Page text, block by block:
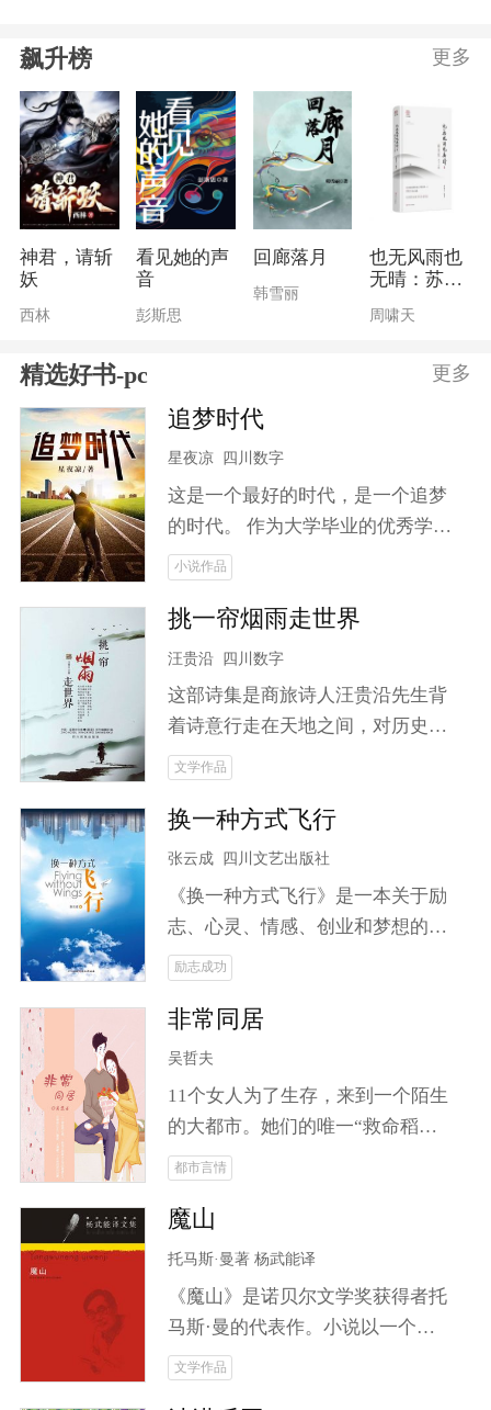
花剑男神，受到万千少女的疯狂追
愿，蜕变为花剑女神，成就花剑霸
业！爱情事业双丰收！！
飙升榜 更多
神君，请斩
妖
西林
看见她的声
音
彭斯思
回廊落月
韩雪丽
也无风雨也
无晴：苏东
周啸天
精选好书-pc 更多
追梦时代
星夜凉 四川数字
这是一个最好的时代，是一个追梦
的时代。 作为大学毕业的优秀学
子，韩杨拒绝了母校的挽留，义无
反顾地返回故乡，成为扶贫办的一
名普通工作人员，拥有要为家乡脱
贫的梦想。 当命运将来自大城市的
去何从？ 海归的企业高管，不服输
的万人迷，他们之前又会擦出怎样
的火花？ 啃老的富二代，遇见向往
大城市的县城女孩，面对爱情，他
们会做出怎样的选择？ 六位代表着
各自阶层的典型人物，讲述了一个
关于追梦、奋斗、拼搏的爱情故
事。
小说作品
挑一帘烟雨走世界
汪贵沿 四川数字
这部诗集是商旅诗人汪贵沿先生背
着诗意行走在天地之间，对历史与
未来，人生与人性通过诗歌旅行去
文学作品
换一种方式飞行
张云成 四川文艺出版社
《换一种方式飞行》是一本关于励
志、心灵、情感、创业和梦想的
书。记录了张云成和他的二哥三哥
京漂八年中生存、创业、发展的曲
折历程。 生活有多难？24岁的
男子端不起一杯水，却想在北京扎
看到了阳光——室友的电脑。三个
月里，被迫五次搬家，尝尽京漂滋
味；一根手指，*注册开店，获得
感动中国网商奖。生命里无法承受
之重，他都能承受，唯有爱情例
外。那是一个美丽善良，并且健康
的姑娘，他们相爱了。他们之间的
爱，像空气那般轻，他也承受不
起；他们之间的爱，像空气那般不
可或缺，他却不得不远离。他和
励志成功
非常同居
吴哲夫
11个女人为了生存，来到一个陌生
的大都市。她们的唯一“救命稻
草”是过去的一个男同事，如今某
巢，占据了当红记者的SOHO公
寓。 一个单身男记者，一群求生存
态，折射怎样的人间百态？各种角
色粉墨登场，别样的日子或捧腹，
或悲催，或奋发，在那个单身
SOHO公寓悲喜交加地上演着一个
都市言情
魔山
托马斯·曼著 杨武能译
《魔山》是诺贝尔文学奖获得者托
马斯·曼的代表作。小说以一个山
庄疗养院为中心，描写了欧洲许多
文学作品